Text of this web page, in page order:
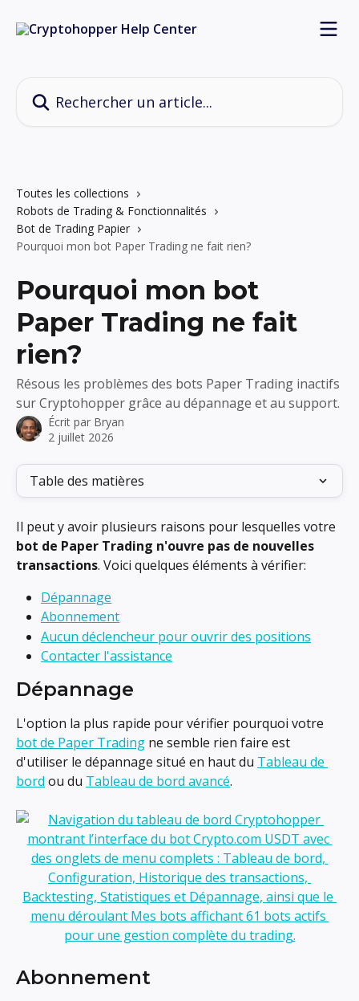
Toutes les collections
Robots de Trading & Fonctionnalités
Bot de Trading Papier
Pourquoi mon bot Paper Trading ne fait rien?
Pourquoi mon bot
Paper Trading ne fait
rien?
Résous les problèmes des bots Paper Trading inactifs
sur Cryptohopper grâce au dépannage et au support.
Écrit par Bryan
2 juillet 2026
Table des matières
Il peut y avoir plusieurs raisons pour lesquelles votre
bot de Paper Trading n'ouvre pas de nouvelles
transactions. Voici quelques éléments à vérifier:
Dépannage
Abonnement
Aucun déclencheur pour ouvrir des positions
Contacter l'assistance
Dépannage
L'option la plus rapide pour vérifier pourquoi votre
bot de Paper Trading ne semble rien faire est
d'utiliser le dépannage situé en haut du Tableau de
bord ou du Tableau de bord avancé.
Abonnement